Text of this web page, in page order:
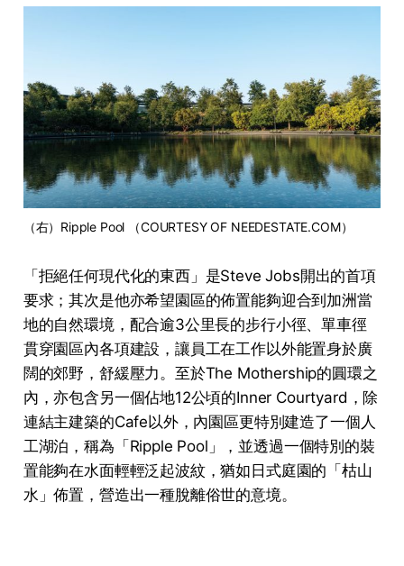
（右）Ripple Pool （COURTESY OF NEEDESTATE.COM）
「拒絕任何現代化的東西」是Steve Jobs開出的首項
要求；其次是他亦希望園區的佈置能夠迎合到加洲當
地的自然環境，配合逾3公里長的步行小徑、單車徑
貫穿園區內各項建設，讓員工在工作以外能置身於廣
闊的郊野，舒緩壓力。至於The Mothership的圓環之
內，亦包含另一個佔地12公頃的Inner Courtyard，除
連結主建築的Cafe以外，內園區更特別建造了一個人
工湖泊，稱為「Ripple Pool」，並透過一個特別的裝
置能夠在水面輕輕泛起波紋，猶如日式庭園的「枯山
水」佈置，營造出一種脫離俗世的意境。